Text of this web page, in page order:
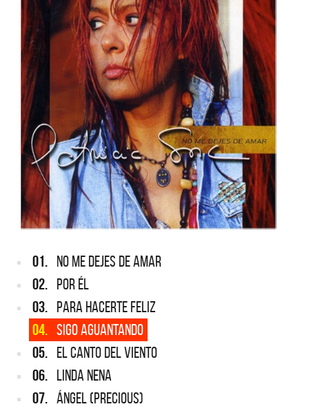
01. NO ME DEJES DE AMAR
02. POR ÉL
03. PARA HACERTE FELIZ
04. SIGO AGUANTANDO
05. EL CANTO DEL VIENTO
06. LINDA NENA
07. ÁNGEL (precious)